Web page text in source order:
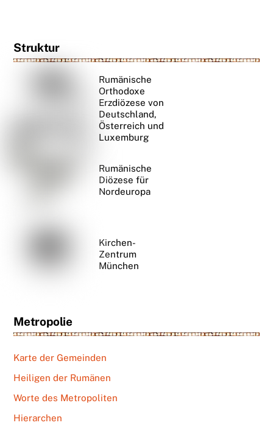
Struktur
Rumänische
Orthodoxe
Erzdiözese von
Deutschland,
Österreich und
Luxemburg
Rumänische
Diözese für
Nordeuropa
Kirchen-
Zentrum
München
Metropolie
Karte der Gemeinden
Heiligen der Rumänen
Worte des Metropoliten
Hierarchen